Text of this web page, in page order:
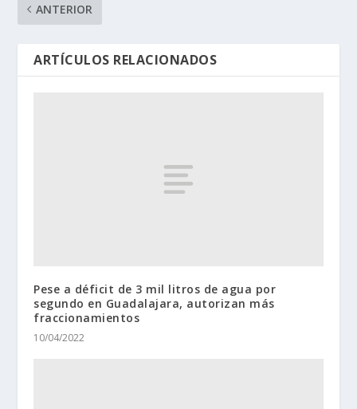
ANTERIOR
ARTÍCULOS RELACIONADOS
Pese a déficit de 3 mil litros de agua por
segundo en Guadalajara, autorizan más
fraccionamientos
10/04/2022